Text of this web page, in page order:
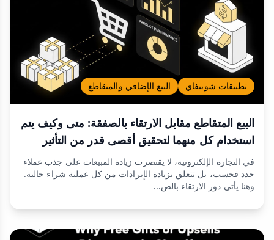
تطبيقات شوبيفاي البيع الإضافي والمتقاطع
البيع المتقاطع مقابل الارتقاء بالصفقة: متى وكيف يتم
استخدام كل منهما لتحقيق أقصى قدر من التأثير
في التجارة الإلكترونية، لا يقتصرت زيادة المبيعات على جذب عملاء
جدد فحسب، بل تتعلق بزيادة الإيرادات من كل عملية شراء حالية.
وهنا يأتي دور الارتقاء بالص...